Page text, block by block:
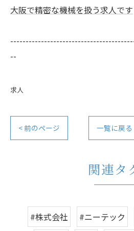
大阪で精密な機械を扱う求人です
--
求人
< 前のページ 一覧に戻る
関連タ
#株式会社 #ニーテック